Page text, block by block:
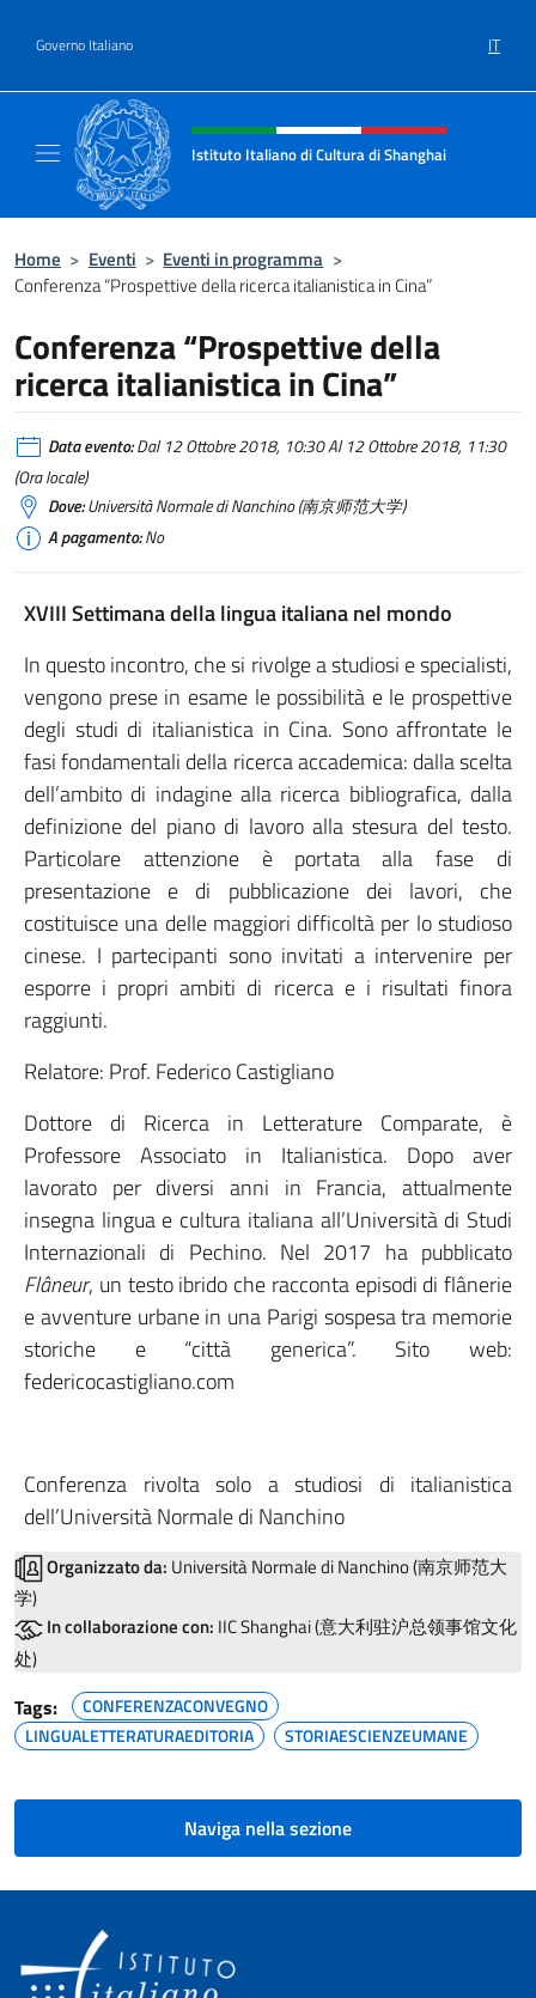
Governo Italiano IT
Intestazione sito, social e menù
Istituto Italiano di Cultura di Shanghai
Home > Eventi > Eventi in programma >
Conferenza “Prospettive della ricerca italianistica in Cina”
Conferenza “Prospettive della
ricerca italianistica in Cina”
Data evento:Dal 12 Ottobre 2018, 10:30 Al 12 Ottobre 2018, 11:30
(Ora locale)
Dove:Università Normale di Nanchino (南京师范大学)
A pagamento:No
XVIII Settimana della lingua italiana nel mondo
In questo incontro, che si rivolge a studiosi e specialisti,
vengono prese in esame le possibilità e le prospettive
degli studi di italianistica in Cina. Sono affrontate le
fasi fondamentali della ricerca accademica: dalla scelta
dell’ambito di indagine alla ricerca bibliografica, dalla
definizione del piano di lavoro alla stesura del testo.
Particolare attenzione è portata alla fase di
presentazione e di pubblicazione dei lavori, che
costituisce una delle maggiori difficoltà per lo studioso
cinese. I partecipanti sono invitati a intervenire per
esporre i propri ambiti di ricerca e i risultati finora
raggiunti.
Relatore: Prof. Federico Castigliano
Dottore di Ricerca in Letterature Comparate, è
Professore Associato in Italianistica. Dopo aver
lavorato per diversi anni in Francia, attualmente
insegna lingua e cultura italiana all’Università di Studi
Internazionali di Pechino. Nel 2017 ha pubblicato
Flâneur, un testo ibrido che racconta episodi di flânerie
e avventure urbane in una Parigi sospesa tra memorie
storiche e “città generica”. Sito web:
federicocastigliano.com
Conferenza rivolta solo a studiosi di italianistica
dell’Università Normale di Nanchino
Organizzato da: Università Normale di Nanchino (南京师范大
学)
In collaborazione con: IIC Shanghai (意大利驻沪总领事馆文化
处)
Tags:
CONFERENZACONVEGNO
LINGUALETTERATURAEDITORIA
STORIAESCIENZEUMANE
Naviga nella sezione